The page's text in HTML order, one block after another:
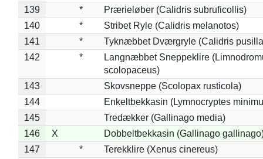
139
*
Prærieløber (Calidris subruficollis)
140
*
Stribet Ryle (Calidris melanotos)
141
*
Tyknæbbet Dværgryle (Calidris
142
*
Langnæbbet Sneppeklire
scolopaceus)
143
Skovsneppe (Scolopax rusticola)
144
Enkeltbekkasin (Lymnocryptes
145
Tredækker (Gallinago media)
146
X
Dobbeltbekkasin (Gallinago
147
*
Terekklire (Xenus cinereus)